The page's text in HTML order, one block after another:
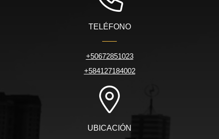
TELÉFONO
+50672851023
+584127184002
UBICACIÓN